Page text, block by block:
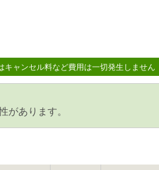
キャンセル料など費用は一切発生しません
があります。